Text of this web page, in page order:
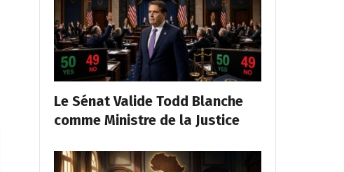
Le Sénat Valide Todd Blanche
comme Ministre de la Justice